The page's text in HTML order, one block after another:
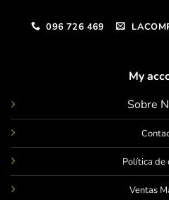
096 726 469
My
Sobre
Política de
Ventas